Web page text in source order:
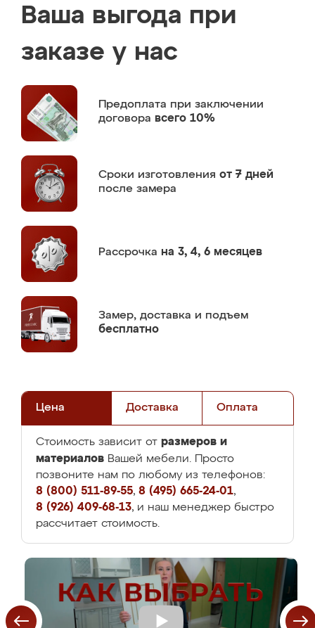
Ваша выгода при
заказе у нас
Предоплата при заключении
договора всего 10%
Сроки изготовления от 7 дней
после замера
Рассрочка на 3, 4, 6 месяцев
Замер, доставка и подъем
бесплатно
Цена Доставка Оплата
Стоимость зависит от размеров и
материалов Вашей мебели. Просто
позвоните нам по любому из телефонов:
8 (800) 511-89-55, 8 (495) 665-24-01,
8 (926) 409-68-13, и наш менеджер быстро
рассчитает стоимость.